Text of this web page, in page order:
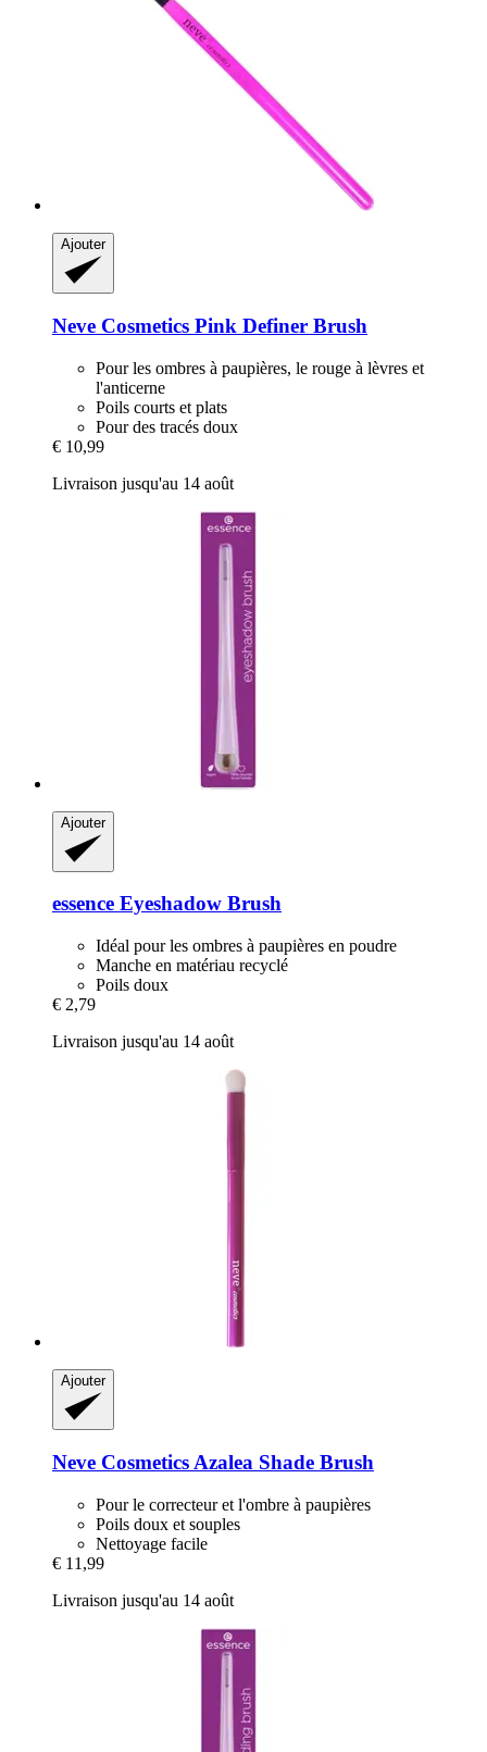
Ajouter
Neve Cosmetics Pink Definer Brush
Pour les ombres à paupières, le rouge à lèvres et
l'anticerne
Poils courts et plats
Pour des tracés doux
€ 10,99
Livraison jusqu'au 14 août
Ajouter
essence Eyeshadow Brush
Idéal pour les ombres à paupières en poudre
Manche en matériau recyclé
Poils doux
€ 2,79
Livraison jusqu'au 14 août
Ajouter
Neve Cosmetics Azalea Shade Brush
Pour le correcteur et l'ombre à paupières
Poils doux et souples
Nettoyage facile
€ 11,99
Livraison jusqu'au 14 août